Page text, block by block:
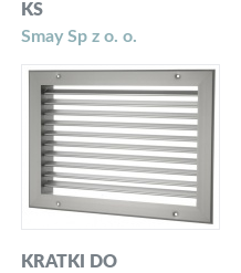
KS
Smay Sp z o. o.
KRATKI DO